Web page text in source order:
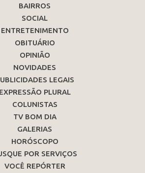
BAIRROS
SOCIAL
ENTRETENIMENTO
OBITUÁRIO
OPINIÃO
NOVIDADES
LEGAIS
EXPRESSÃO PLURAL
COLUNISTAS
TV BOM DIA
GALERIAS
HORÓSCOPO
POR SERVIÇOS
VOCÊ REPÓRTER